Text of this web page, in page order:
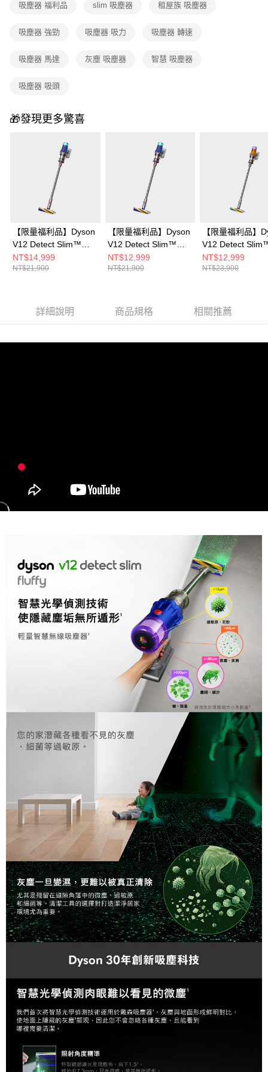
吸塵器 福利品 slim 吸塵器 租屋族 吸塵器
吸塵器 強勁 吸塵器 吸力 吸塵器 轉速
吸塵器 馬達 灰塵 吸塵器 智慧 吸塵器
吸塵器 吸頭
🎁發現更多驚喜
【限量福利品】Dyson
V12 Detect Slim™
Fluffy 無線吸塵器
NT$14,999
NT$21,900
【限量福利品】Dyson
V12 Detect Slim™
Fluffy 無線吸塵器
NT$12,999
NT$21,900
【限量福利品】
V12 Detect
Total Clean 無線
器
NT$12,999
NT$23,900
詳細說明 商品規格 相關推薦